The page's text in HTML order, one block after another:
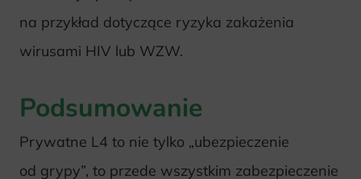
na przykład dotyczące ryzyka zakażenia
wirusami HIV lub WZW.
Podsumowanie
Prywatne L4 to nie tylko „ubezpieczenie
od grypy”, to przede wszystkim zabezpieczenie